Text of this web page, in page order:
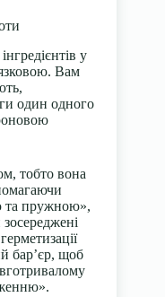
у
Вам
один одного
тобто вона
та пружною»,
бар’єр, щоб